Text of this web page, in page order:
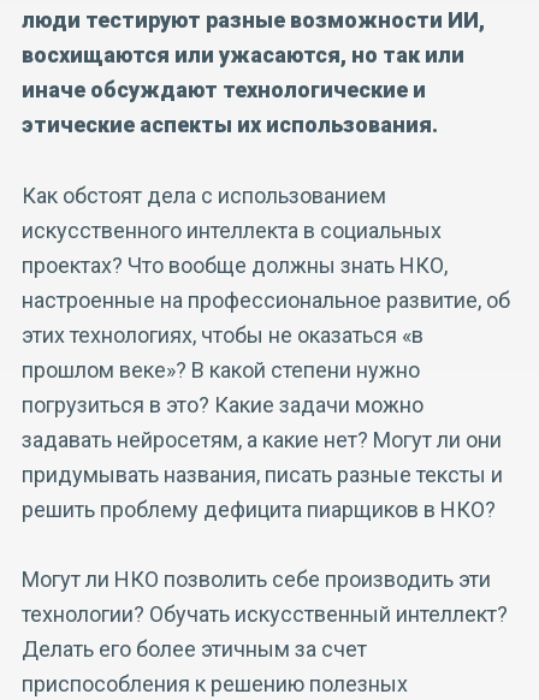
люди тестируют разные возможности ИИ,
восхищаются или ужасаются, но так или
иначе обсуждают технологические и
этические аспекты их использования.
Как обстоят дела с использованием
искусственного интеллекта в социальных
проектах? Что вообще должны знать НКО,
настроенные на профессиональное развитие, об
этих технологиях, чтобы не оказаться «в
прошлом веке»? В какой степени нужно
погрузиться в это? Какие задачи можно
задавать нейросетям, а какие нет? Могут ли они
придумывать названия, писать разные тексты и
решить проблему дефицита пиарщиков в НКО?
Могут ли НКО позволить себе производить эти
технологии? Обучать искусственный интеллект?
Делать его более этичным за счет
приспособления к решению полезных